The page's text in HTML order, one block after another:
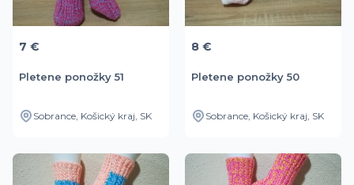
7 €
Pletene ponožky 51
Sobrance, Košický kraj, SK
8 €
Pletene ponožky 50
Sobrance, Košický kraj, SK